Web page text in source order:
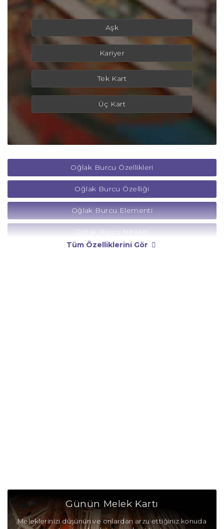
Aşk
Kariyer
Tek Kart
Üç Kart
Oğlak Burcu Özellikleri
Oğlak Burcu Özelliği
Oğlak Burcu Elementi
Oğlak Burcu Niteliği
Oğlak Burcu Olumlu Yönleri
Oğlak Burcu Olumsuz Yönleri
Tüm Özelliklerini Gör
Günün Melek Kartı
Meleklerinizi düşünün ve onlardan arzu ettiğiniz konuda